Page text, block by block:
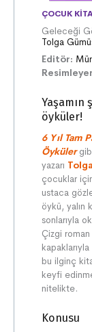
ÇOCUK
Geleceği
Tolga
Editör:
Yaşamın
öyküler!
6 Yıl Tam
Öyküler
yazarı
çocuklar
ustaca
öykü, yalın
sonlarıyla
Çizgi roman
bu ilginç
keyfi
nitelikte.
Konusu